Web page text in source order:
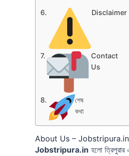
Disclaimer
Contact
Us
শেষ
কথা
About Us – Jobstripura.in
Jobstripura.in হলো ত্রিপুরার